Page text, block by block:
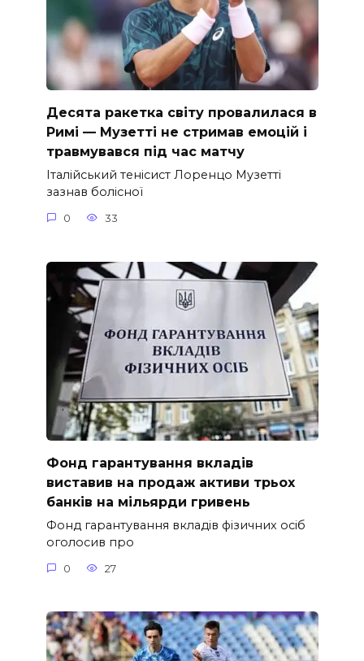
Десята ракетка світу провалилася в
Римі — Музетті не стримав емоцій і
травмувався під час матчу
Італійський тенісист Лоренцо Музетті
зазнав болісної
0 33
Фонд гарантування вкладів
виставив на продаж активи трьох
банків на мільярди гривень
Фонд гарантування вкладів фізичних осіб
оголосив про
0 27